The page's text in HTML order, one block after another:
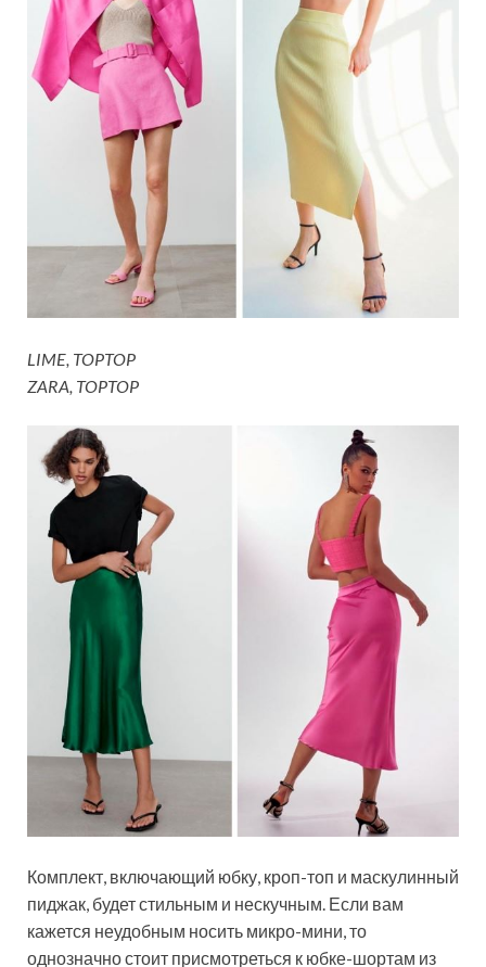
LIME, TOPTOP
ZARA, TOPTOP
Комплект, включающий юбку, кроп-топ и маскулинный
пиджак, будет стильным и нескучным. Если вам
кажется неудобным носить микро-мини, то
однозначно стоит присмотреться к юбке-шортам из